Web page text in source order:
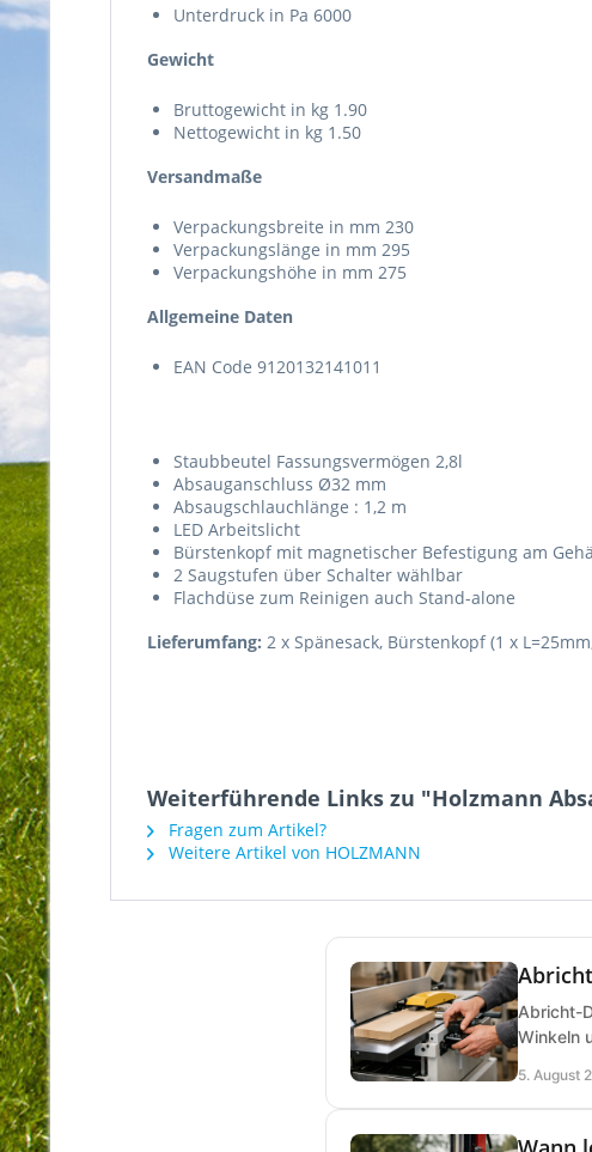
Unterdruck in Pa 6000
Gewicht
Bruttogewicht in kg 1.90
Nettogewicht in kg 1.50
Versandmaße
Verpackungsbreite in mm 230
Verpackungslänge in mm 295
Verpackungshöhe in mm 275
Allgemeine Daten
EAN Code 9120132141011
Staubbeutel Fassungsvermögen 2,8l
Absauganschluss Ø32 mm
Absaugschlauchlänge : 1,2 m
LED Arbeitslicht
Bürstenkopf mit magnetischer Befestigung am
2 Saugstufen über Schalter wählbar
Flachdüse zum Reinigen auch Stand-alone
Lieferumfang: 2 x Spänesack, Bürstenkopf (1 x
Weiterführende Links zu "Holzmann
Fragen zum Artikel?
Weitere Artikel von HOLZMANN
Abricht-
Winkeln
5. August